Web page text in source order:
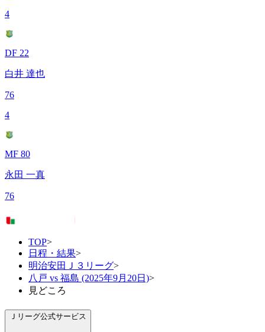
4
DF 22
白井 達也
76
4
MF 80
永田 一真
76
TOP>
日程・結果>
明治安田Ｊ３リーグ>
八戸 vs 福島 (2025年9月20日)>
見どころ
Ｊリーグ公式サービス